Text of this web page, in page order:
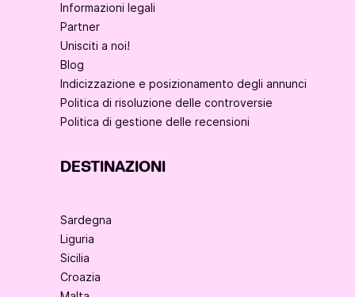
Informazioni legali
Partner
Unisciti a noi!
Blog
Indicizzazione e posizionamento degli annunci
Politica di risoluzione delle controversie
Politica di gestione delle recensioni
DESTINAZIONI
Sardegna
Liguria
Sicilia
Croazia